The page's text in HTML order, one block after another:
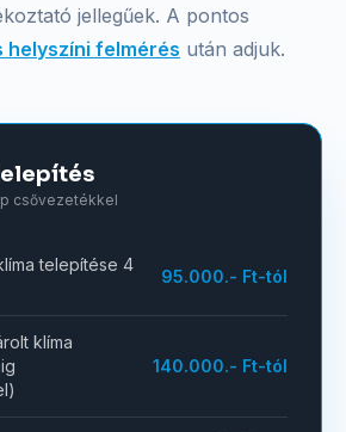
jellegűek. A pontos
helyszíni felmérés után adjuk.
csővezetékkel
telepítése 4
95.000.- Ft-tól
klíma
140.000.- Ft-tól